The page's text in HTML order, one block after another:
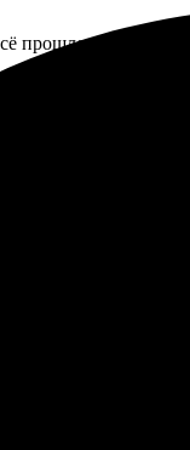
прошло быстро и
для
Подушки
что-то